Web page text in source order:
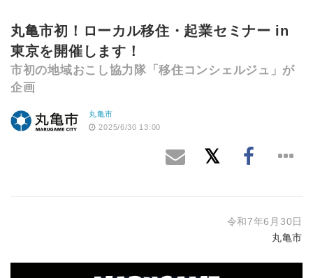
丸亀市初！ローカル移住・起業セミナー in
東京を開催します！
市初の地域おこし協力隊「移住コンシェルジュ」が
企画
丸亀市
2025/6/30 13:00
令和7年6月30日
丸亀市